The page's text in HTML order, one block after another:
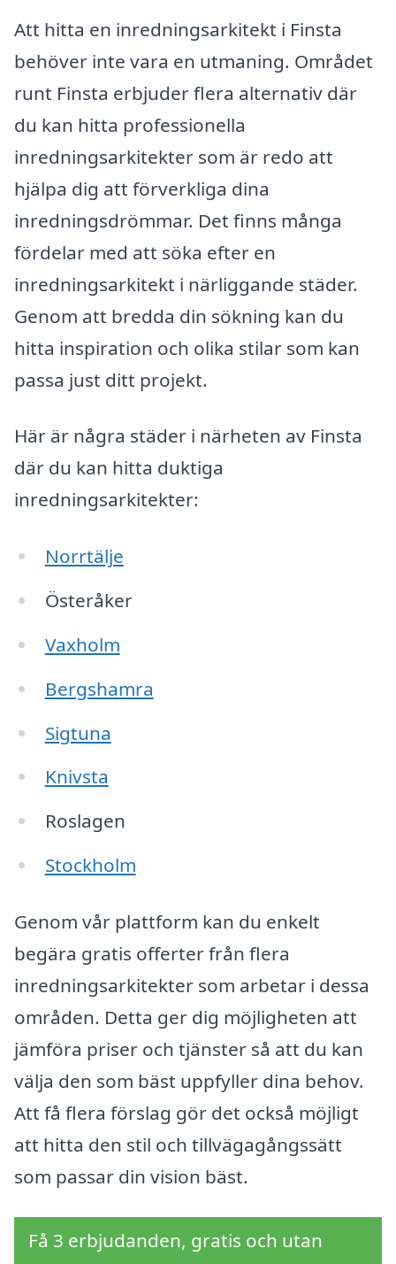
Att hitta en inredningsarkitekt i Finsta
behöver inte vara en utmaning. Området
runt Finsta erbjuder flera alternativ där
du kan hitta professionella
inredningsarkitekter som är redo att
hjälpa dig att förverkliga dina
inredningsdrömmar. Det finns många
fördelar med att söka efter en
inredningsarkitekt i närliggande städer.
Genom att bredda din sökning kan du
hitta inspiration och olika stilar som kan
passa just ditt projekt.
Här är några städer i närheten av Finsta
där du kan hitta duktiga
inredningsarkitekter:
Norrtälje
Österåker
Vaxholm
Bergshamra
Sigtuna
Knivsta
Roslagen
Stockholm
Genom vår plattform kan du enkelt
begära gratis offerter från flera
inredningsarkitekter som arbetar i dessa
områden. Detta ger dig möjligheten att
jämföra priser och tjänster så att du kan
välja den som bäst uppfyller dina behov.
Att få flera förslag gör det också möjligt
att hitta den stil och tillvägagångssätt
som passar din vision bäst.
Få 3 erbjudanden, gratis och utan